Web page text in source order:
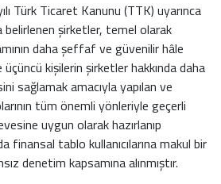
Türk Ticaret Kanunu (TTK) uyarınca
belirlenen şirketler, temel olarak
daha şeffaf ve güvenilir hâle
kişilerin şirketler hakkında daha
sağlamak amacıyla yapılan ve
tüm önemli yönleriyle geçerli
uygun olarak hazırlanıp
finansal tablo kullanıcılarına makul bir
denetim kapsamına alınmıştır.